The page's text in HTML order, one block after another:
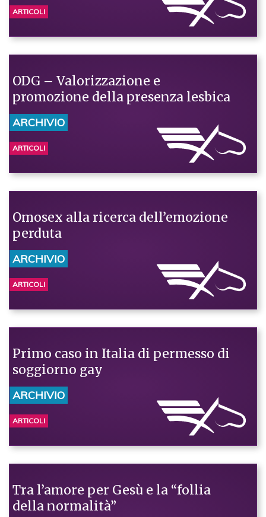
ARTICOLI
ODG – Valorizzazione e
promozione della presenza lesbica
ARCHIVIO
ARTICOLI
Omosex alla ricerca dell’emozione
perduta
ARCHIVIO
ARTICOLI
Primo caso in Italia di permesso di
soggiorno gay
ARCHIVIO
ARTICOLI
Tra l’amore per Gesù e la “follia
della normalità”